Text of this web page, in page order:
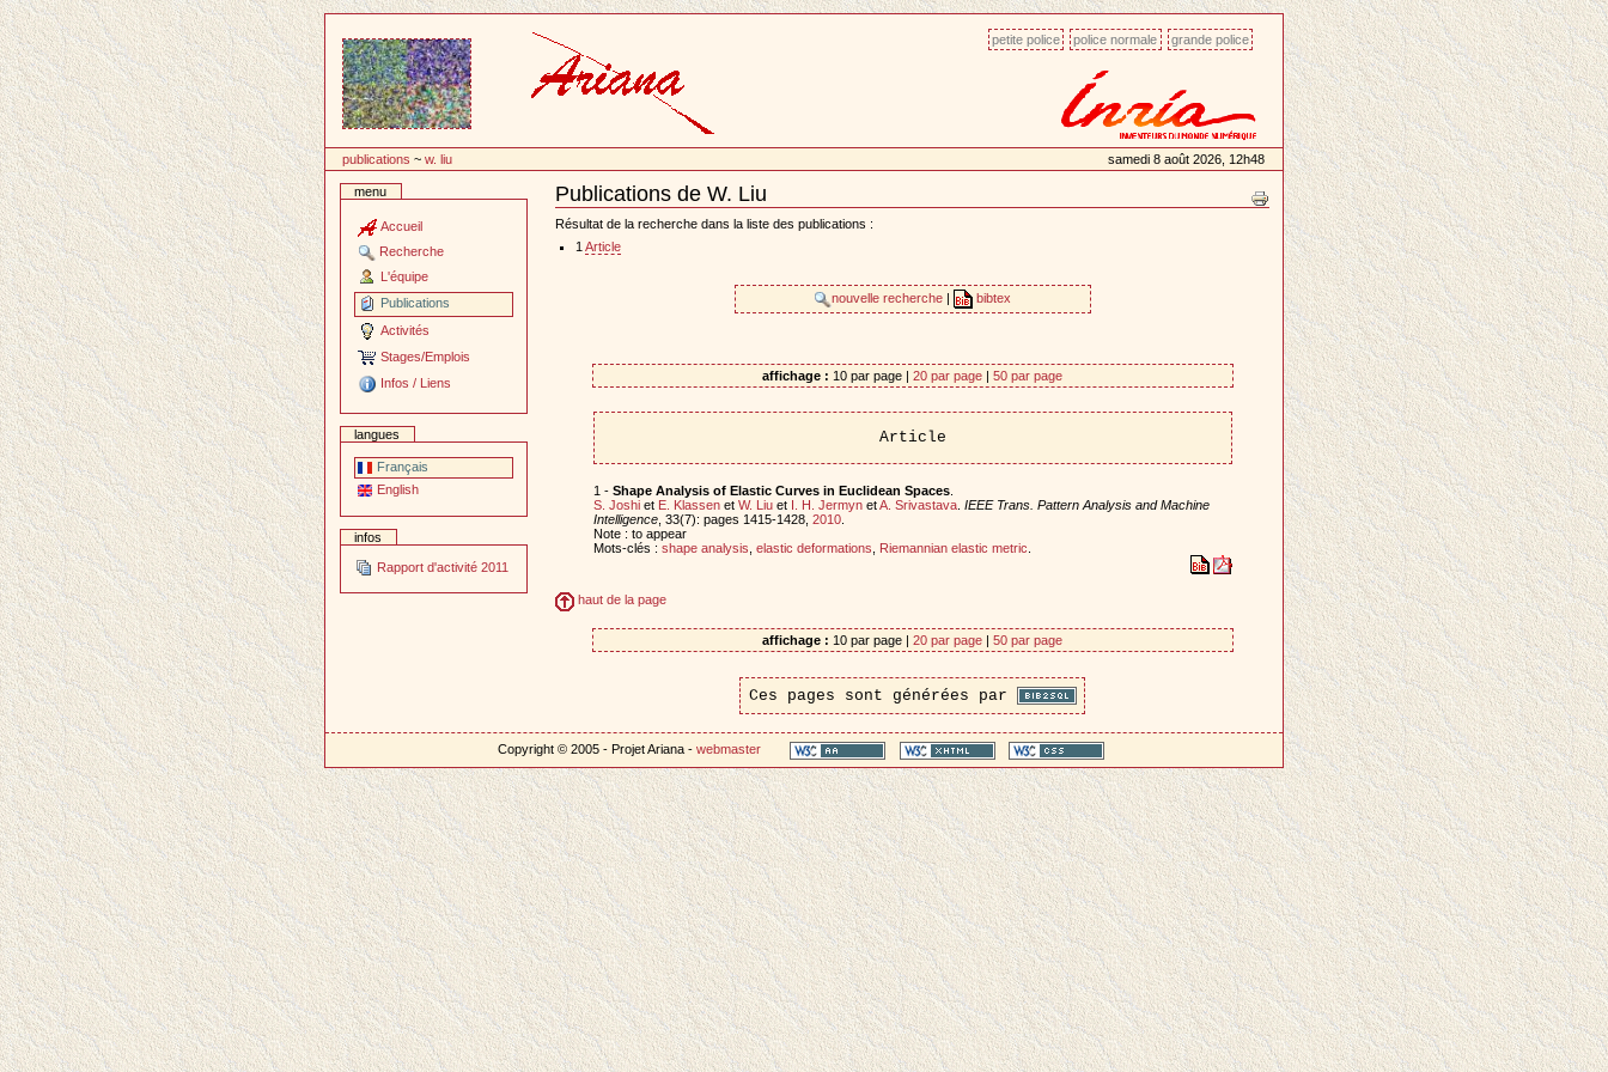
contenu
petite police police normale grande police
publications ~w. liu samedi 8 août 2026, 12h48
menu
Accueil
Recherche
L'équipe
Publications
Activités
Stages/Emplois
Infos / Liens
langues
Français
English
infos
Rapport d'activité 2011
Publications de W. Liu
Document
Actions
Résultat de la recherche dans la liste des publications :
1 Article
nouvelle recherche bibtex
affichage : 10 par page | 20 par page | 50 par page
Article
1 - Shape Analysis of Elastic Curves in Euclidean Spaces.
S. Joshiet E. Klassenet W. Liuet I. H. JermynetA. Srivastava. IEEE Trans. Pattern Analysis and Machine
Intelligence, 33(7): pages 1415-1428, 2010.
Note : to appear
Mots-clés : shape analysis elastic deformations Riemannian elastic metric
haut de la page
affichage : 10 par page | 20 par page | 50 par page
Ces pages sont générées par
Copyright © 2005 - Projet Ariana -webmaster